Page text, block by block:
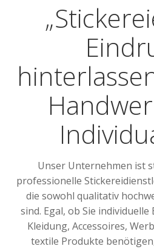
Unser Unternehmen ist
professionelle
die sowohl qualitativ
sind. Egal, ob Sie
Kleidung, Accessoires,
textile Produkte